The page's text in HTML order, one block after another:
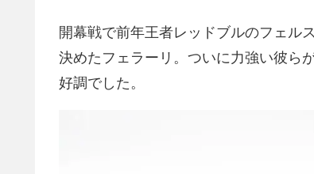
開幕戦で前年王者レッドブルのフェル
決めたフェラーリ。ついに力強い彼ら
好調でした。